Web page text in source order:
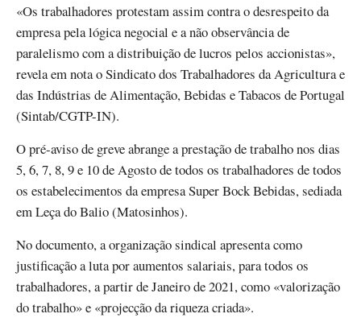
«Os trabalhadores protestam assim contra o desrespeito da
empresa pela lógica negocial e a não observância de
paralelismo com a distribuição de lucros pelos accionistas»,
revela em nota o Sindicato dos Trabalhadores da Agricultura e
das Indústrias de Alimentação, Bebidas e Tabacos de Portugal
(Sintab/CGTP-IN).
O pré-aviso de greve abrange a prestação de trabalho nos dias
5, 6, 7, 8, 9 e 10 de Agosto de todos os trabalhadores de todos
os estabelecimentos da empresa Super Bock Bebidas, sediada
em Leça do Balio (Matosinhos).
No documento, a organização sindical apresenta como
justificação a luta por aumentos salariais, para todos os
trabalhadores, a partir de Janeiro de 2021, como «valorização
do trabalho» e «projecção da riqueza criada».